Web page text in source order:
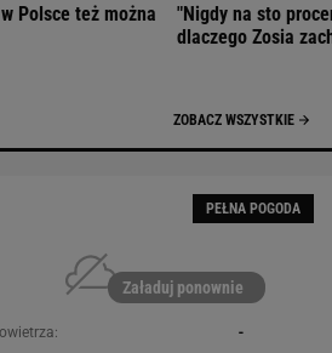
Polsce też można
"Nigdy na sto
dlaczego Zosia
ZOBACZ WSZYSTKIE
PEŁNA POGODA
Załaduj ponownie
-